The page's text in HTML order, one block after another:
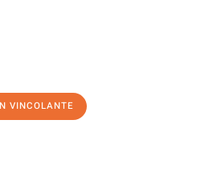
VINCOLANTE